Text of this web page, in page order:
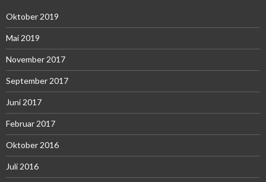
Oktober 2019
Mai 2019
November 2017
September 2017
Juni 2017
Februar 2017
Oktober 2016
Juli 2016